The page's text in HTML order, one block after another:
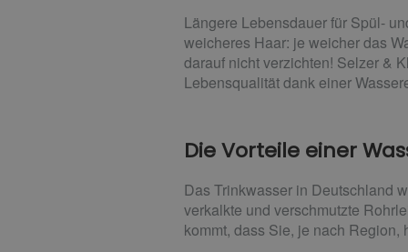
Längere Lebensdauer für Spül-
weicheres Haar: je weicher das
darauf nicht verzichten! Selzer &
Lebensqualität dank einer
Die Vorteile einer
Das Trinkwasser in Deutschland
verkalkte und verschmutzte
kommt, dass Sie, je nach